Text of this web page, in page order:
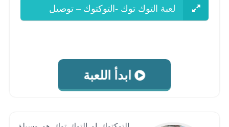
لعبة التوك توك -التوكتوك – توصيل
ابدأ اللعبة